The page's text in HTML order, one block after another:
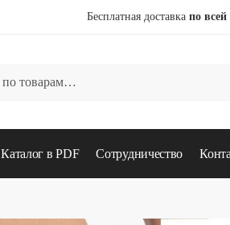
Бесплатная доставка по всей
Каталог в PDF Сотрудничество